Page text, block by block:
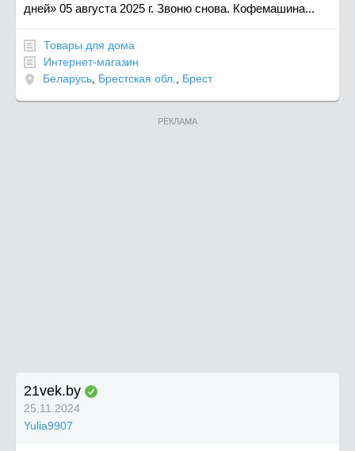
дней» 05 августа 2025 г. Звоню снова. Кофемашина...
Товары для дома
Интернет-магазин
Беларусь, Брестская обл., Брест
РЕКЛАМА
21vek.by
25.11.2024
Yulia9907